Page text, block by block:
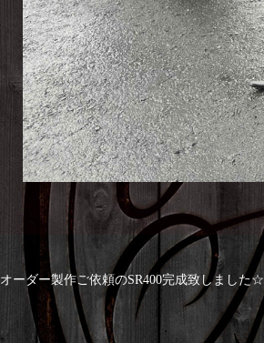
オーダー製作ご依頼のSR400完成致しました☆